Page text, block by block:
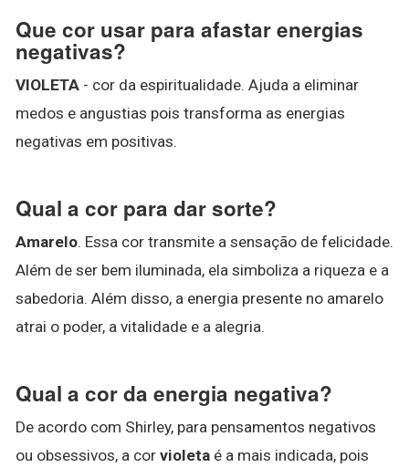
Que cor usar para afastar energias
negativas?
VIOLETA - cor da espiritualidade. Ajuda a eliminar
medos e angustias pois transforma as energias
negativas em positivas.
Qual a cor para dar sorte?
Amarelo. Essa cor transmite a sensação de felicidade.
Além de ser bem iluminada, ela simboliza a riqueza e a
sabedoria. Além disso, a energia presente no amarelo
atrai o poder, a vitalidade e a alegria.
Qual a cor da energia negativa?
De acordo com Shirley, para pensamentos negativos
ou obsessivos, a cor violeta é a mais indicada, pois